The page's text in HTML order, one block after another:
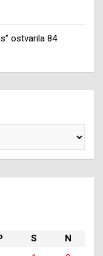
ostvarila 84
S
N